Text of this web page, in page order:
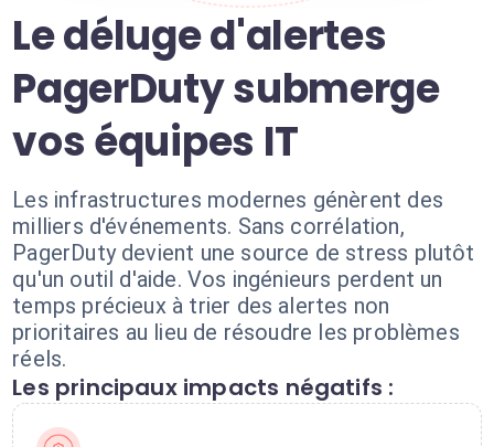
Le déluge d'alertes
PagerDuty submerge
vos équipes IT
Les infrastructures modernes génèrent des
milliers d'événements. Sans corrélation,
PagerDuty devient une source de stress plutôt
qu'un outil d'aide. Vos ingénieurs perdent un
temps précieux à trier des alertes non
prioritaires au lieu de résoudre les problèmes
réels.
Les principaux impacts négatifs :